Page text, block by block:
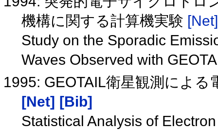
機構に関する計算機実験 [Net]
Study on the Sporadic
Waves Observed with
1995: GEOTAIL衛星観測によ
[Net] [Bib]
Statistical Analysis of